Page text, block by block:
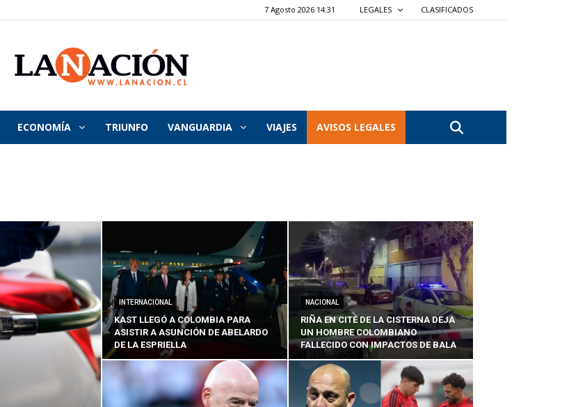
7 Agosto 2026 14:31 LEGALES CLASIFICADOS
La
Nación
ECONOMÍA TRIUNFO VANGUARDIA VIAJES AVISOS LEGALES
INTERNACIONAL
KAST LLEGÓ A COLOMBIA PARA
ASISTIR A ASUNCIÓN DE ABELARDO
DE LA ESPRIELLA
NACIONAL
RIÑA EN CITÉ DE LA CISTERNA DEJA
UN HOMBRE COLOMBIANO
FALLECIDO CON IMPACTOS DE BALA